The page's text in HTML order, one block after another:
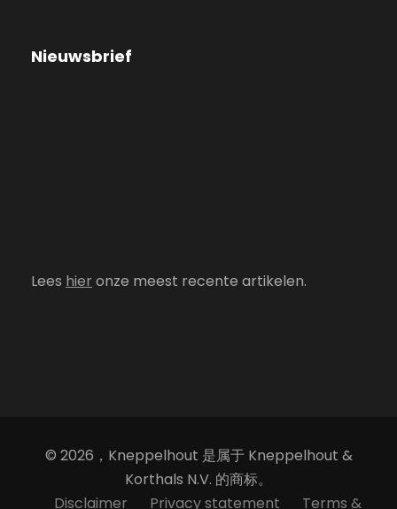
Nieuwsbrief
Lees hier onze meest recente artikelen.
© 2026，Kneppelhout 是属于 Kneppelhout &
Korthals N.V. 的商标。
Disclaimer
Privacy statement Terms &